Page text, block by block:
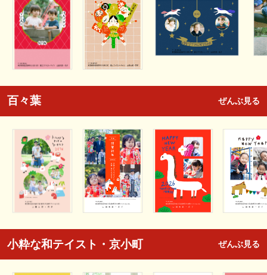
百々葉 ぜんぶ見る
小粋な和テイスト・京小町 ぜんぶ見る